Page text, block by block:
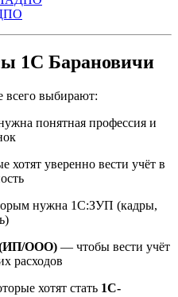
1С Барановичи
всего выбирают:
понятная профессия и
хотят уверенно вести учёт в
нужна 1С:ЗУП (кадры,
(ИП/ООО) — чтобы вести учёт
расходов
хотят стать 1С-